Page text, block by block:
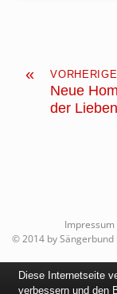
«
Neue
der
Impressum
© 2014 by Sängerbund
Diese Internetseite
verbessern und den